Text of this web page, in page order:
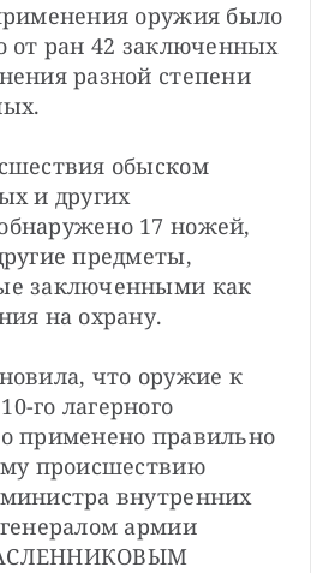
оружия было
от ран 42 заключенных
разной степени
обыском
и других
17 ножей,
предметы,
заключенными как
на охрану.
что оружие к
го лагерного
применено правильно
происшествию
внутренних
армии